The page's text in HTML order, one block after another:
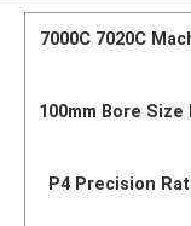
7000C 7020C
100mm Bore
P4 Precision